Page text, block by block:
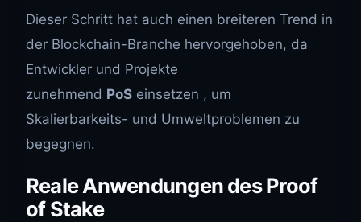
Dieser Schritt hat auch einen breiteren Trend in
der Blockchain-Branche hervorgehoben, da
Entwickler und Projekte
zunehmend PoS einsetzen , um
Skalierbarkeits- und Umweltproblemen zu
begegnen.
Reale Anwendungen des Proof
of Stake